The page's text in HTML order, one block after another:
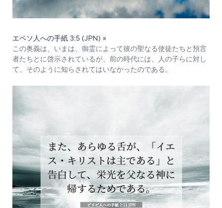
エペソ人への手紙 3:5 (JPN) »
この奥義は、いまは、御霊によって彼の聖なる使徒たちと預言
者たちとに啓示されているが、前の時代には、人の子らに対し
て、そのように知らされてはいなかったのである。